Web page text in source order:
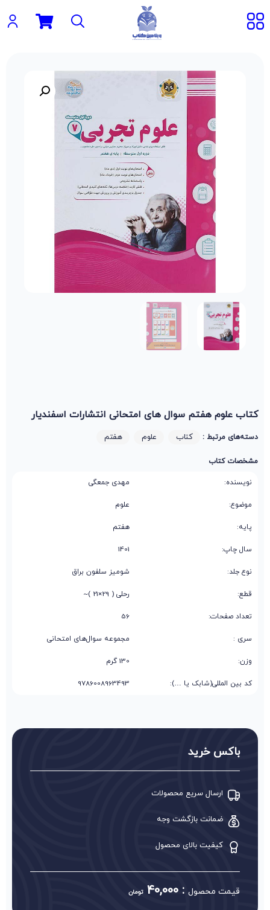
کتاب علوم هفتم سوال های امتحانی انتشارات اسفندیار
دسته‌های مرتبط : کتاب علوم هفتم
مشخصات کتاب
نویسنده: مهدی جمعگی
موضوع: علوم
پایه: هفتم
سال چاپ: 1401
نوع جلد: شومیز سلفون براق
قطع: رحلی ( 29×21 )~
تعداد صفحات: 56
سری : مجموعه سوال‌های امتحانی
وزن: 130 گرم
کد بین المللی(شابک یا …): 9786008963493
باکس خرید
ارسال سریع محصولات
ضمانت بازگشت وجه
کیفیت بالای محصول
قیمت محصول :
40,000 تومان